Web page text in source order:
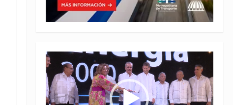
Reproductor
de
vídeo